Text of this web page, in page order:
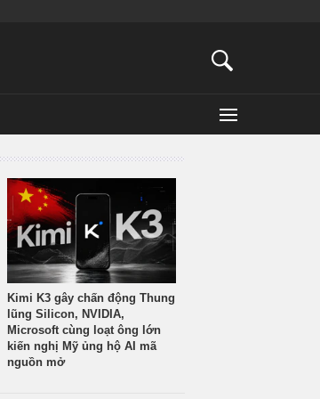
Kimi K3 gây chấn động Thung
lũng Silicon, NVIDIA,
Microsoft cùng loạt ông lớn
kiến nghị Mỹ ủng hộ AI mã
nguồn mở